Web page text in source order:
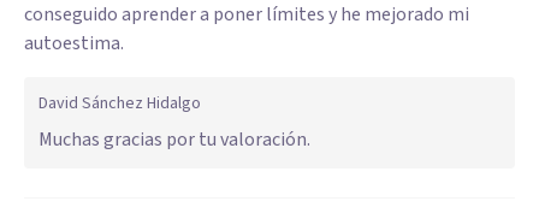
conseguido aprender a poner límites y he mejorado mi
autoestima.
David Sánchez Hidalgo
Muchas gracias por tu valoración.